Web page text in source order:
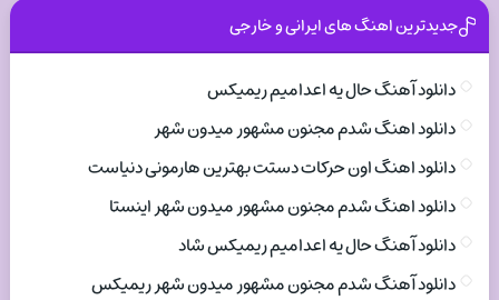
جدیدترین اهنگ های ایرانی و خارجی
دانلود آهنگ حال یه اعدامیم ریمیکس
دانلود اهنگ شدم مجنون مشهور میدون شهر
دانلود اهنگ اون حرکات دستت بهترین هارمونی دنیاست
دانلود اهنگ شدم مجنون مشهور میدون شهر اینستا
دانلود آهنگ حال یه اعدامیم ریمیکس شاد
دانلود آهنگ شدم مجنون مشهور میدون شهر ریمیکس